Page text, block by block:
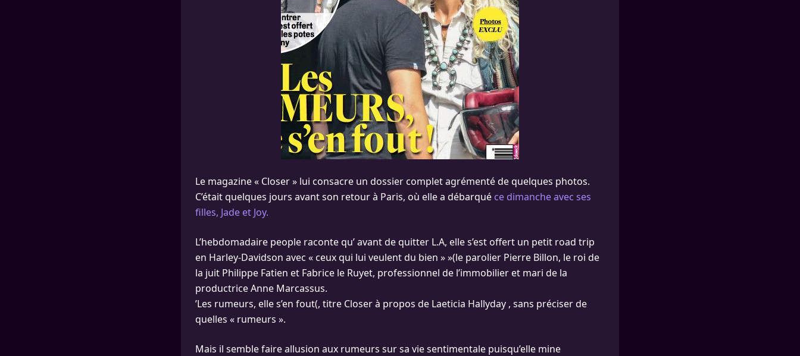
Le magazine « Closer » lui consacre un dossier complet agrémenté de quelques photos.
C’était quelques jours avant son retour à Paris, où elle a débarqué ce dimanche avec ses
filles, Jade et Joy.
L’hebdomadaire people raconte qu’ avant de quitter L.A, elle s’est offert un petit road trip
en Harley-Davidson avec « ceux qui lui veulent du bien » »(le parolier Pierre Billon, le roi de
la juit Philippe Fatien et Fabrice le Ruyet, professionnel de l’immobilier et mari de la
productrice Anne Marcassus.
’Les rumeurs, elle s’en fout(, titre Closer à propos de Laeticia Hallyday , sans préciser de
quelles « rumeurs ».
Mais il semble faire allusion aux rumeurs sur sa vie sentimentale puisqu’elle mine